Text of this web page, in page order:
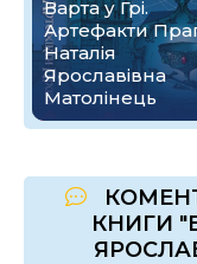
Варта у Грі.
Артефакти
Наталія
Ярославівна
Матолінець
КНИГИ